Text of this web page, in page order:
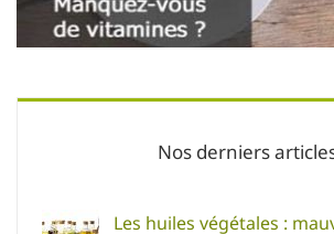
Nos derniers
Les huiles végétales :